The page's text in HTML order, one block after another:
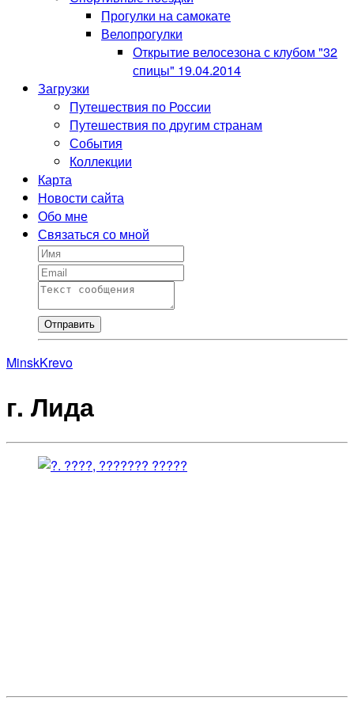
Прогулки на самокате
Велопрогулки
Открытие велосезона с клубом "32
спицы" 19.04.2014
Загрузки
Путешествия по России
Путешествия по другим странам
События
Коллекции
Карта
Новости сайта
Обо мне
Связаться со мной
Отправить
MinskKrevo
г. Лида